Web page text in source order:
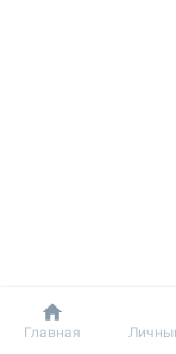
Добробут
Главная